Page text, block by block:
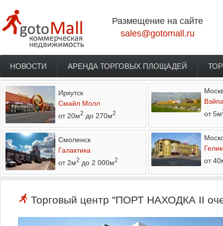
Размещение на сайте
sales@gotomall.ru
Главное меню
НОВОСТИ АРЕНДА ТОРГОВЫХ ПЛОЩАДЕЙ
Иркутск
Смайл Молл
от 20м2 до 270м2
от 5м
Смоленск
Галактика
от 2м2 до 2 000м2
от
Торговый центр "ПОРТ НАХОДКА II